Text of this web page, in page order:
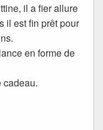
il a fier allure
il est fin prêt pour
en forme de
cadeau.